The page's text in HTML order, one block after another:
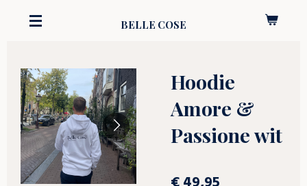
hoofdinhoud
BELLE COSE
Hoodie
Amore &
Passione wit